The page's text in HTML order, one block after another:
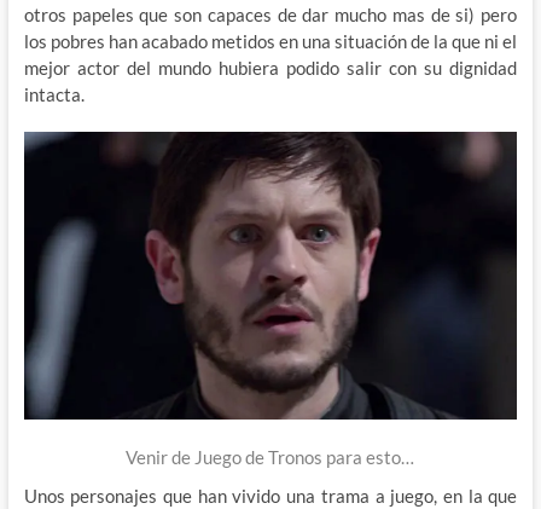
otros papeles que son capaces de dar mucho mas de si) pero
los pobres han acabado metidos en una situación de la que ni el
mejor actor del mundo hubiera podido salir con su dignidad
intacta.
Venir de Juego de Tronos para esto…
Unos personajes que han vivido una trama a juego, en la que